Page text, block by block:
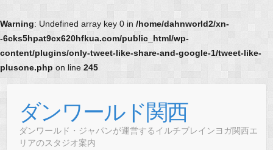
Warning: Undefined array key 0 in /home/dahnworld2/xn-
-6cks5hpat9cx620hfkua.com/public_html/wp-
content/plugins/only-tweet-like-share-and-google-1/tweet-like-
plusone.php on line 245
contentダンワールド関西
ダンワールド・ジャパンが運営するイルチブレインヨガ関西エ
リアのスタジオ案内